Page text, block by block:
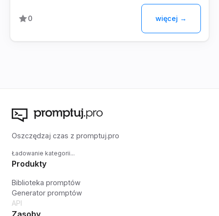
0 więcej →
Oszczędzaj czas z promptuj.pro
Ładowanie kategorii...
Produkty
Biblioteka promptów
Generator promptów
API
Zasoby